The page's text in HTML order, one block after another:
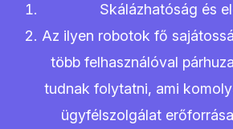
Skálázhatóság és
Az ilyen robotok fő
több felhasználóval
tudnak folytatni, ami
ügyfélszolgálat